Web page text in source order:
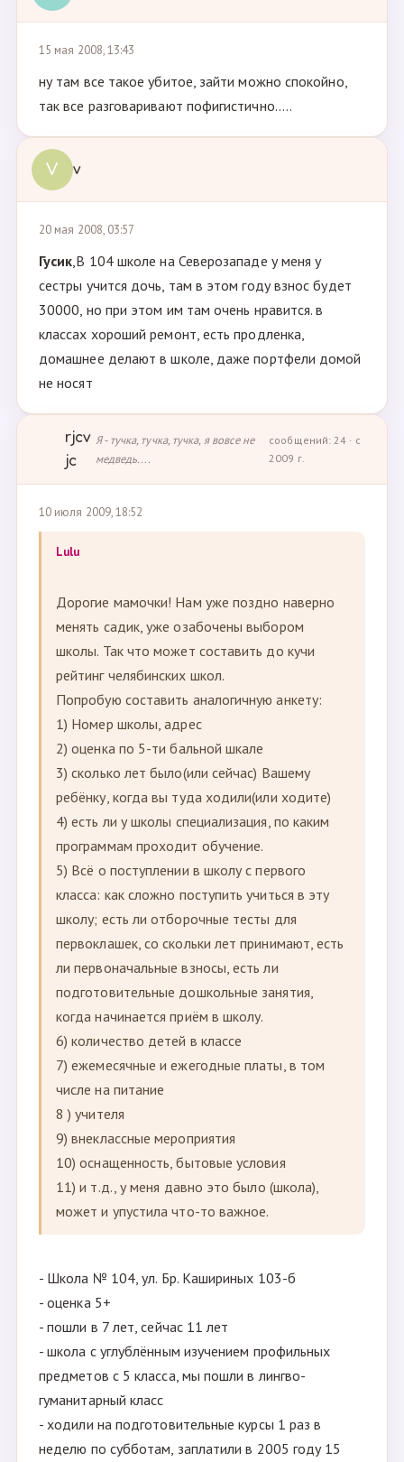
15 мая 2008, 13:43
ну там все такое убитое, зайти можно спокойно,
так все разговаривают пофигистично.....
V v
20 мая 2008, 03:57
Гусик,В 104 школе на Северозападе у меня у
сестры учится дочь, там в этом году взнос будет
30000, но при этом им там очень нравится. в
классах хороший ремонт, есть продленка,
домашнее делают в школе, даже портфели домой
не носят
rjcv
jc
Я - тучка, тучка, тучка, я вовсе не
медведь....
сообщений: 24 · с
2009 г.
10 июля 2009, 18:52
Lulu
Дорогие мамочки! Нам уже поздно наверно
менять садик, уже озабочены выбором
школы. Так что может составить до кучи
рейтинг челябинских школ.
Попробую составить аналогичную анкету:
1) Номер школы, адрес
2) оценка по 5-ти бальной шкале
3) сколько лет было(или сейчас) Вашему
ребёнку, когда вы туда ходили(или ходите)
4) есть ли у школы специализация, по каким
программам проходит обучение.
5) Всё о поступлении в школу с первого
класса: как сложно поступить учиться в эту
школу; есть ли отборочные тесты для
первоклашек, со скольки лет принимают, есть
ли первоначальные взносы, есть ли
подготовительные дошкольные занятия,
когда начинается приём в школу.
6) количество детей в классе
7) ежемесячные и ежегодные платы, в том
числе на питание
8 ) учителя
9) внеклассные мероприятия
10) оснащенность, бытовые условия
11) и т.д., у меня давно это было (школа),
может и упустила что-то важное.
- Школа № 104, ул. Бр. Кашириных 103-б
- оценка 5+
- пошли в 7 лет, сейчас 11 лет
- школа с углублённым изучением профильных
предметов с 5 класса, мы пошли в лингво-
гуманитарный класс
- ходили на подготовительные курсы 1 раз в
неделю по субботам, заплатили в 2005 году 15